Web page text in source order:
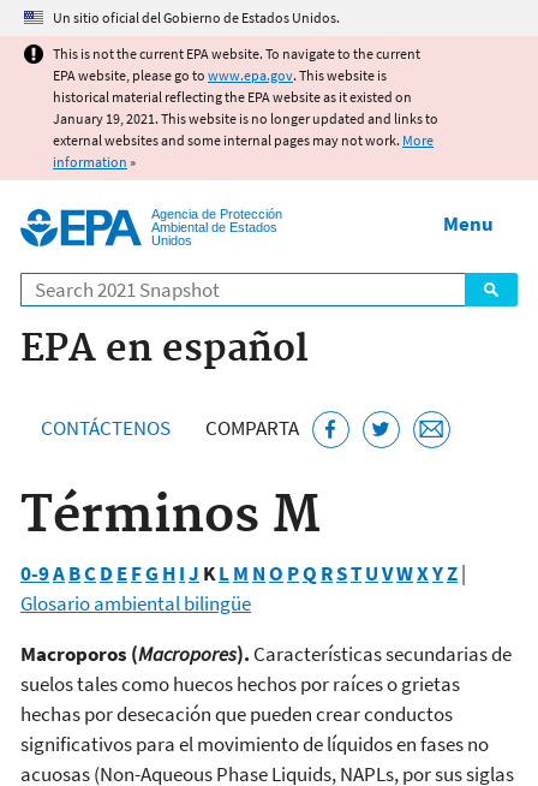
Jump to main content
Un sitio oficial del Gobierno de Estados Unidos.
This is not the current EPA website. To navigate to the current
EPA website, please go to www.epa.gov. This website is
historical material reflecting the EPA website as it existed on
January 19, 2021. This website is no longer updated and links to
external websites and some internal pages may not work. More
information »
Agencia de Protección
Ambiental de Estados
Unidos
Search
Menu
EPA en español
CONTÁCTENOS COMPARTA
Términos M
0-9ABCD EFG HIJ KLM NO PQ RSTUVWXYZ|
Glosario ambiental bilingüe
Macroporos (Macropores). Características secundarias de
suelos tales como huecos hechos por raíces o grietas
hechas por desecación que pueden crear conductos
significativos para el movimiento de líquidos en fases no
acuosas (Non-Aqueous Phase Liquids, NAPLs, por sus siglas